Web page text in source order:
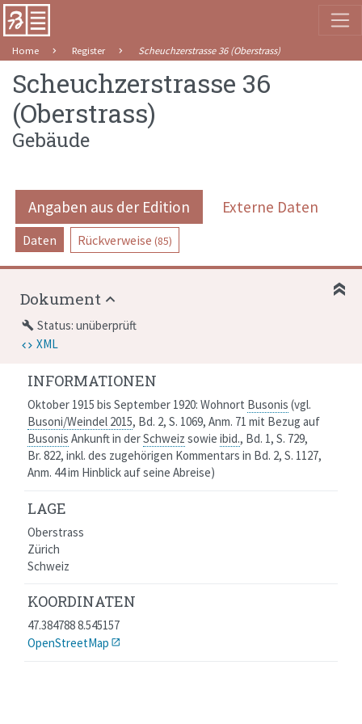
Home Register Scheuchzerstrasse 36 (Oberstrass)
Scheuchzerstrasse 36
(Oberstrass)
Gebäude
Angaben aus der Edition Externe Daten
Daten Rückverweise (85)
INFORMATIONEN
Oktober 1915 bis September 1920: Wohnort Busonis (vgl.
Busoni/Weindel 2015, Bd. 2, S. 1069, Anm. 71 mit Bezug auf
Busonis Ankunft in derSchweiz sowie ibid., Bd. 1, S. 729,
Br. 822, inkl. des zugehörigen Kommentars in Bd. 2, S. 1127,
Anm. 44im Hinblick auf seine Abreise)
LAGE
Oberstrass
Zürich
Schweiz
KOORDINATEN
47.384788 8.545157
OpenStreetMap
Dokument
build Status: unüberprüft
XML